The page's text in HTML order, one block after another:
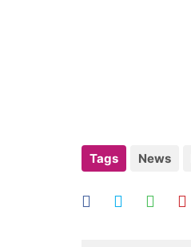
Tags News